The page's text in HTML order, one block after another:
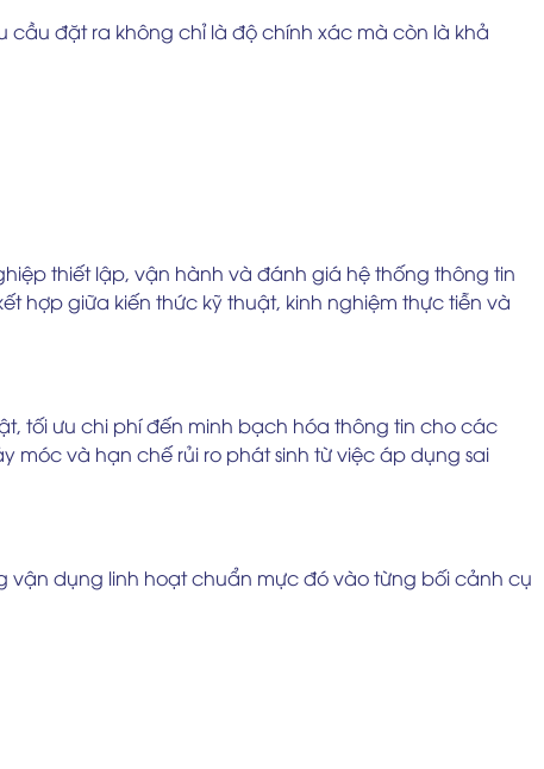
cầu đặt ra không chỉ là độ chính xác mà còn là khả
thiết lập, vận hành và đánh giá hệ thống thông tin
hợp giữa kiến thức kỹ thuật, kinh nghiệm thực tiễn và
tối ưu chi phí đến minh bạch hóa thông tin cho các
và hạn chế rủi ro phát sinh từ việc áp dụng sai
vận dụng linh hoạt chuẩn mực đó vào từng bối cảnh cụ